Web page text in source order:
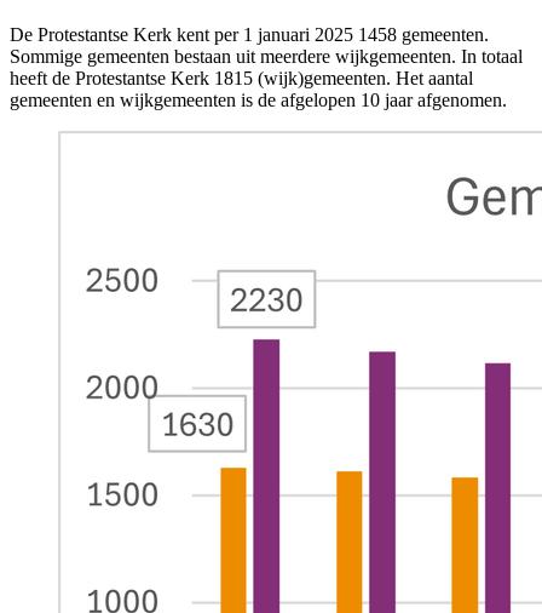
De Protestantse Kerk kent per 1 januari 2025 1458 gemeenten.
Sommige gemeenten bestaan uit meerdere wijkgemeenten. In totaal
heeft de Protestantse Kerk 1815 (wijk)gemeenten. Het aantal
gemeenten en wijkgemeenten is de afgelopen 10 jaar afgenomen.